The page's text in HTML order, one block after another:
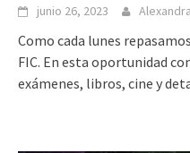
junio 26, 2023
Como cada lunes
FIC. En esta oportunidad
exámenes, libros, cine y